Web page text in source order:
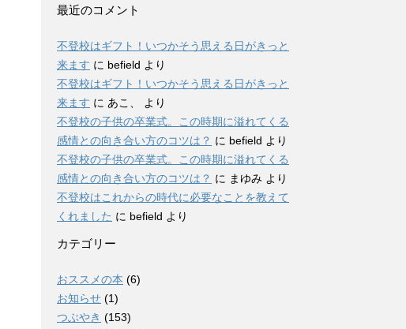
最近のコメント
不登校はギフト！いつかそう思える日がきっと
来ます に befield より
不登校はギフト！いつかそう思える日がきっと
来ます に あこ、
より
不登校の子供の卒業式。この時期に溢れてくる
感情との向き合い方のコツは？ に befield より
不登校の子供の卒業式。この時期に溢れてくる
感情との向き合い方のコツは？ に まゆみ より
不登校はこれからの時代に必要なことを教えて
くれました に befield より
カテゴリー
おススメの本 (6)
お知らせ (1)
つぶやき (153)